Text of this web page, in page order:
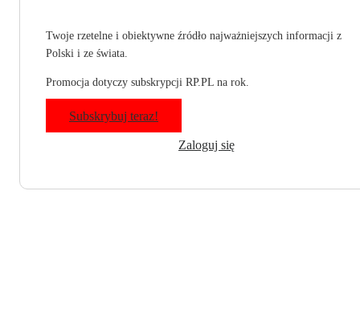
Twoje rzetelne i obiektywne źródło najważniejszych informacji z
Polski i ze świata.
Promocja dotyczy subskrypcji RP.PL na rok.
Subskrybuj teraz!
Zaloguj się